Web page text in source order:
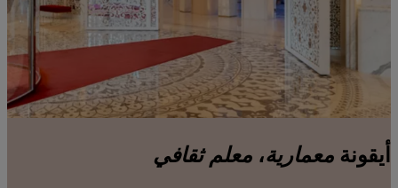
أيقونة معمارية، معلم ثقافي